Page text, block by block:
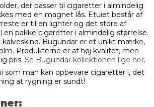
der passer til cigaretter i almindelig
med en magnet lås. Etuiet består af
er til en lighter og det store af
en pakke cigaretter i almindelig størrelse.
Bugundar er et unikt mærke,
Produkterne er af høj kvalitet, men
pris. Se Bugundar kollektionen lige her.
som man kan opbevare cigaretter i, det
at rygning er sundt!